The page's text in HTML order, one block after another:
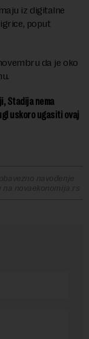
iz digitalne
poput
da je oko
Stadija nema
uskoro ugasiti ovaj
navođenje
novaekonomija.rs